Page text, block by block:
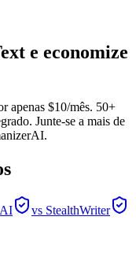
e economize
apenas $10/mês. 50+
Junte-se a mais de
vs StealthWriter